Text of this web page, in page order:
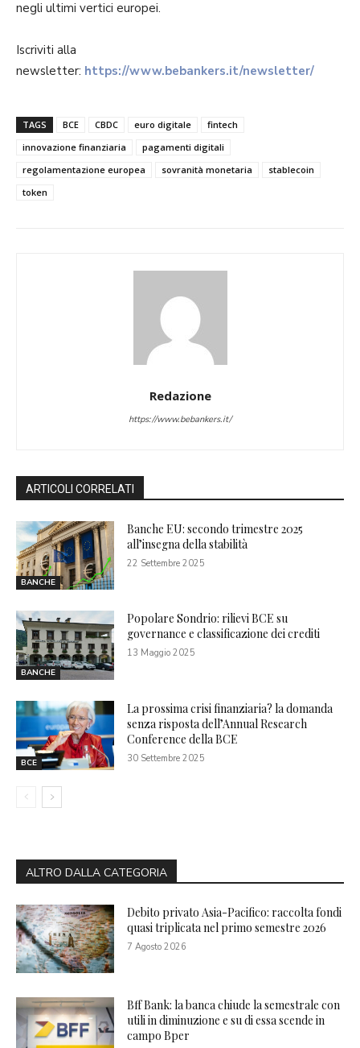
negli ultimi vertici europei.
Iscriviti alla
newsletter: https://www.bebankers.it/newsletter/
TAGS BCE CBDC euro digitale
fintech
innovazione finanziaria
pagamenti digitali
regolamentazione europea
sovranità monetaria
stablecoin
token
Redazione
https://www.bebankers.it/
ARTICOLI CORRELATI
BANCHE
Banche EU: secondo trimestre 2025
all’insegna della stabilità
22 Settembre 2025
BANCHE
Popolare Sondrio: rilievi BCE su
governance e classificazione dei crediti
13 Maggio 2025
BCE
La prossima crisi finanziaria? la domanda
senza risposta dell’Annual Research
Conference della BCE
30 Settembre 2025
ALTRO DALLA CATEGORIA
Debito privato Asia-Pacifico: raccolta fondi
quasi triplicata nel primo semestre 2026
7 Agosto 2026
Bff Bank: la banca chiude la semestrale con
utili in diminuzione e su di essa scende in
campo Bper